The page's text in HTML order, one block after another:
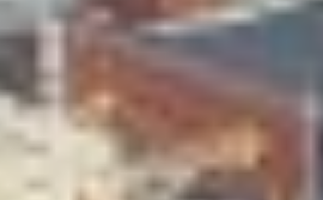
Mämminiemi
Taideapteekki
Kirjasto